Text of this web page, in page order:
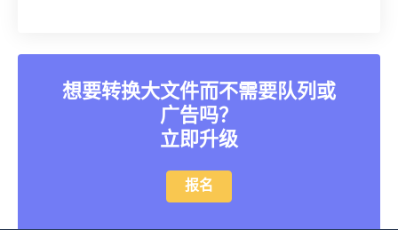
想要转换大文件而不需要队列或
广告吗？
立即升级
报名